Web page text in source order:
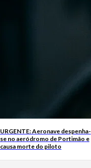
URGENTE: Aeronave despenha-
se no aeródromo de Portimão e
causa morte do piloto